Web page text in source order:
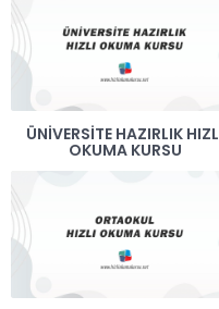
ÜNİVERSİTE HAZIRLIK HIZLI
OKUMA KURSU